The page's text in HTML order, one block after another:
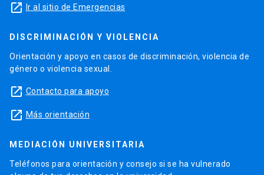
launch Ir al sitio de Emergencias
DISCRIMINACIÓN Y VIOLENCIA
Orientación y apoyo en casos de discriminación, violencia de
género o violencia sexual.
launch Contacto para apoyo
launch Más orientación
MEDIACIÓN UNIVERSITARIA
Teléfonos para orientación y consejo si se ha vulnerado